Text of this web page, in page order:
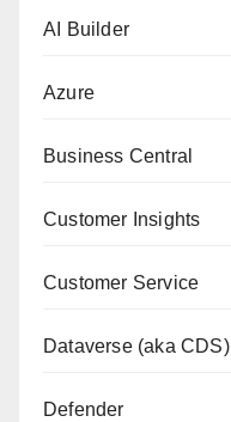
AI Builder
Azure
Business Central
Customer Insights
Customer Service
Dataverse (aka CDS)
Defender